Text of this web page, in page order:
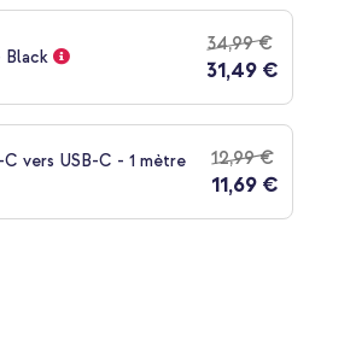
Black
34,99 €
31,49 €
vers USB-C - 1 mètre
12,99 €
11,69 €